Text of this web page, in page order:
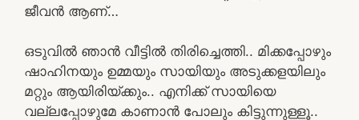
ജീവൻ ആണ്…
ഒടുവിൽ ഞാൻ വീട്ടിൽ തിരിച്ചെത്തി.. മിക്കപ്പോഴും
ഷാഹിനയും ഉമ്മയും സായിയും അടുക്കളയിലും
മറ്റും ആയിരിയ്ക്കും.. എനിക്ക് സായിയെ
വല്ലപ്പോഴുമേ കാണാൻ പോലും കിട്ടുന്നുള്ളൂ..